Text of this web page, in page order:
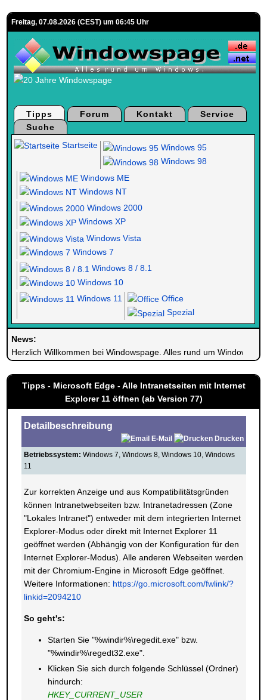
Freitag, 07.08.2026 (CEST) um 06:45 Uhr
Tipps Forum Kontakt
Service
Suche
Startseite
Windows 95
Windows 98
Windows ME
Windows NT
Windows 2000
Windows XP
Windows Vista
Windows 7
Windows 8 / 8.1
Windows 10
Windows 11
Office
Spezial
News:
Herzlich Willkommen bei Windowspage. Alles rund um Windows.
Tipps - Microsoft Edge - Alle Intranetseiten mit Internet
Explorer 11 öffnen (ab Version 77)
Detailbeschreibung
E-Mail
Drucken
Betriebssystem: Windows 7, Windows 8, Windows 10, Windows
11
Zur korrekten Anzeige und aus Kompatibilitätsgründen
können Intranetwebseiten bzw. Intranetadressen (Zone
"Lokales Intranet") entweder mit dem integrierten Internet
Explorer-Modus oder direkt mit Internet Explorer 11
geöffnet werden (Abhängig von der Konfiguration für den
Internet Explorer-Modus). Alle anderen Webseiten werden
mit der Chromium-Engine in Microsoft Edge geöffnet.
Weitere Informationen: https://go.microsoft.com/fwlink/?
linkid=2094210
So geht's:
Starten Sie "%windir%\regedit.exe" bzw.
"%windir%\regedt32.exe".
Klicken Sie sich durch folgende Schlüssel (Ordner)
hindurch:
HKEY_CURRENT_USER